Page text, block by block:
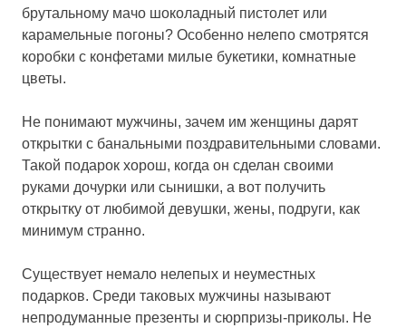
брутальному мачо шоколадный пистолет или
карамельные погоны? Особенно нелепо смотрятся
коробки с конфетами милые букетики, комнатные
цветы.
Не понимают мужчины, зачем им женщины дарят
открытки с банальными поздравительными словами.
Такой подарок хорош, когда он сделан своими
руками дочурки или сынишки, а вот получить
открытку от любимой девушки, жены, подруги, как
минимум странно.
Существует немало нелепых и неуместных
подарков. Среди таковых мужчины называют
непродуманные презенты и сюрпризы-приколы. Не